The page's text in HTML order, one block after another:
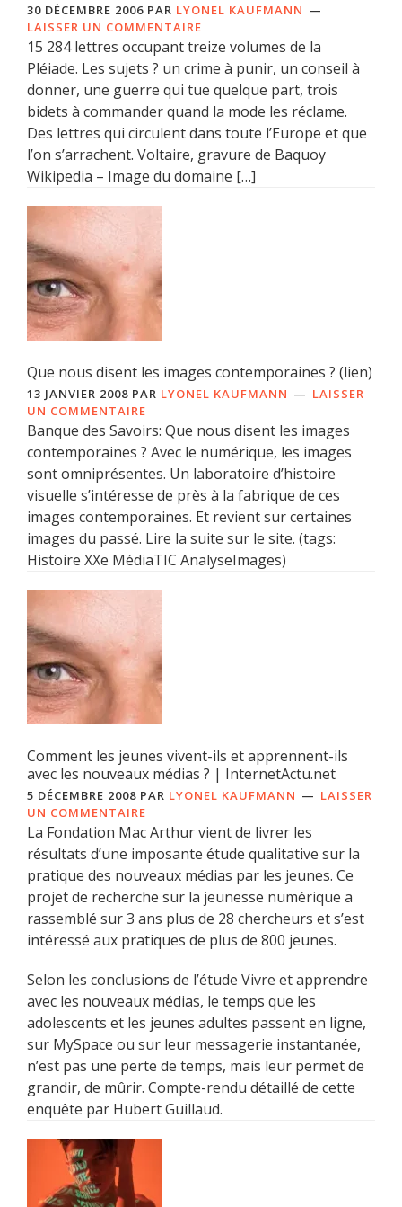
30 DÉCEMBRE 2006 PAR LYONEL KAUFMANN
LAISSER UN COMMENTAIRE
15 284 lettres occupant treize volumes de la
Pléiade. Les sujets ? un crime à punir, un conseil à
donner, une guerre qui tue quelque part, trois
bidets à commander quand la mode les réclame.
Des lettres qui circulent dans toute l’Europe et que
l’on s’arrachent. Voltaire, gravure de Baquoy
Wikipedia – Image du domaine […]
Que nous disent les images contemporaines ? (lien)
13 JANVIER 2008 PAR LYONEL KAUFMANN
LAISSER
UN COMMENTAIRE
Banque des Savoirs: Que nous disent les images
contemporaines ? Avec le numérique, les images
sont omniprésentes. Un laboratoire d’histoire
visuelle s’intéresse de près à la fabrique de ces
images contemporaines. Et revient sur certaines
images du passé. Lire la suite sur le site. (tags:
Histoire XXe MédiaTIC AnalyseImages)
Comment les jeunes vivent-ils et apprennent-ils
avec les nouveaux médias ? | InternetActu.net
5 DÉCEMBRE 2008 PAR LYONEL KAUFMANN
LAISSER
UN COMMENTAIRE
La Fondation Mac Arthur vient de livrer les
résultats d’une imposante étude qualitative sur la
pratique des nouveaux médias par les jeunes. Ce
projet de recherche sur la jeunesse numérique a
rassemblé sur 3 ans plus de 28 chercheurs et s’est
intéressé aux pratiques de plus de 800 jeunes.
Selon les conclusions de l’étude Vivre et apprendre
avec les nouveaux médias, le temps que les
adolescents et les jeunes adultes passent en ligne,
sur MySpace ou sur leur messagerie instantanée,
n’est pas une perte de temps, mais leur permet de
grandir, de mûrir. Compte-rendu détaillé de cette
enquête par Hubert Guillaud.